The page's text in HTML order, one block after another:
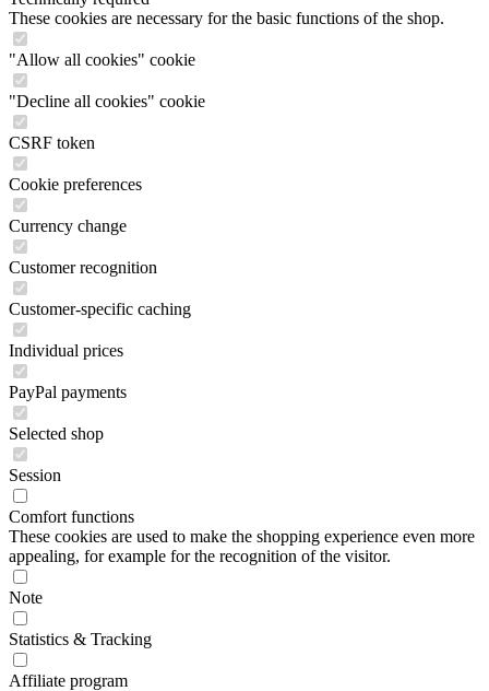
These cookies are necessary for the basic functions of the shop.
"Allow all cookies" cookie
"Decline all cookies" cookie
CSRF token
Cookie preferences
Currency change
Customer recognition
Customer-specific caching
Individual prices
PayPal payments
Selected shop
Session
Comfort functions
These cookies are used to make the shopping experience even more
appealing, for example for the recognition of the visitor.
Note
Statistics & Tracking
Affiliate program